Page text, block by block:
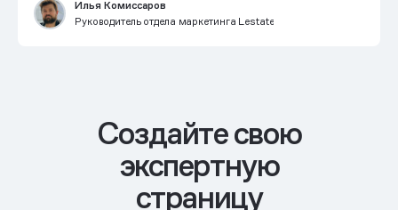
Илья Комиссаров
Руководитель отдела маркетинга Lestate
Cоздайте свою
экспертную
страницу